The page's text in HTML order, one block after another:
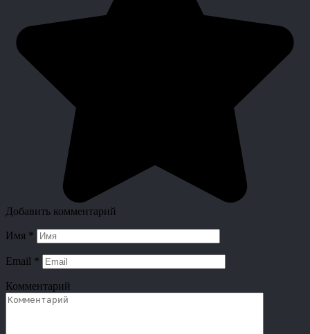
Добавить комментарий
Имя *
Email *
Комментарий